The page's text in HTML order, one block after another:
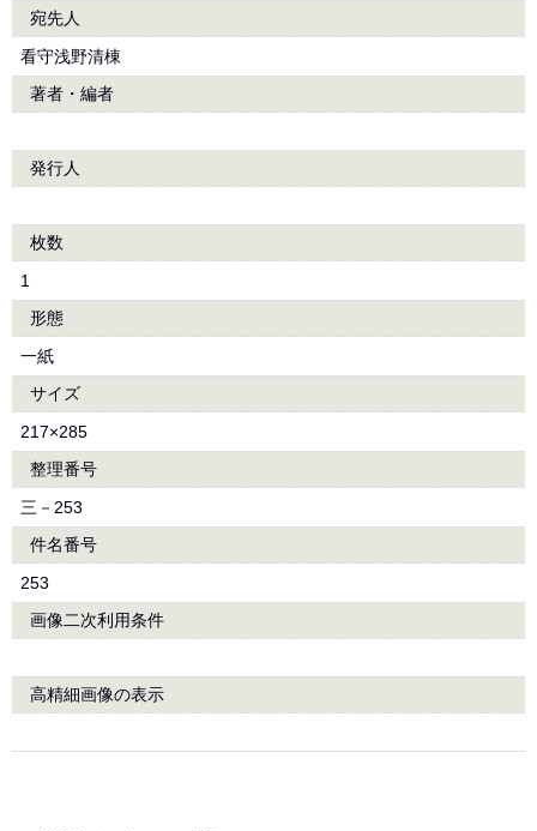
宛先人
看守浅野清棟
著者・編者
発行人
枚数
1
形態
一紙
サイズ
217×285
整理番号
三－253
件名番号
253
画像二次利用条件
高精細画像の表示